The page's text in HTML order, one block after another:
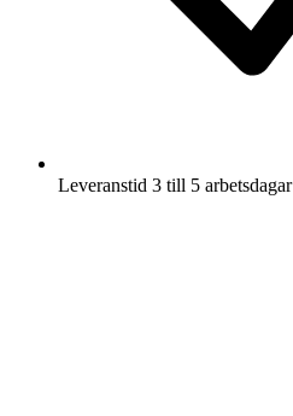
Leveranstid 3 till 5 arbetsdagar